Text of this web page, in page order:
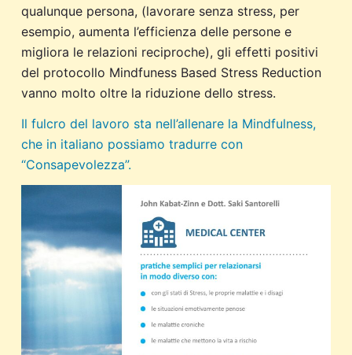
qualunque persona, (lavorare senza stress, per
esempio, aumenta l’efficienza delle persone e
migliora le relazioni reciproche), gli effetti positivi
del protocollo Mindfuness Based Stress Reduction
vanno molto oltre la riduzione dello stress.
Il fulcro del lavoro sta nell’allenare la Mindfulness,
che in italiano possiamo tradurre con
“Consapevolezza”.